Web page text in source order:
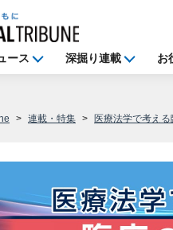
ース 深掘り連載 お
連載・特集 医療法学で考え